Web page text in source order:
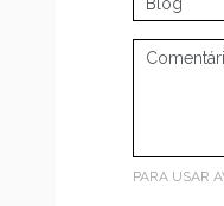
PARA USAR